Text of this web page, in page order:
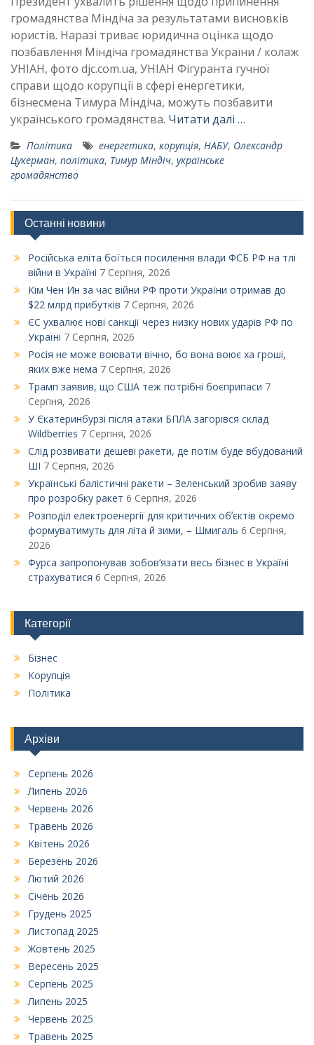
громадянства Міндіча за результатами висновків
юристів. Наразі триває юридична оцінка щодо
позбавлення Міндіча громадянства України / колаж
УНІАН, фото djc.com.ua, УНІАН Фігуранта гучної
справи щодо корупції в сфері енергетики,
бізнесмена Тимура Міндіча, можуть позбавити
українського громадянства. Читати далі …
Політика енергетика, корупція, НАБУ, Олександр
Цукерман, політика, Тимур Міндіч, українське
громадянство
Останні новини
Російська еліта боїться посилення влади ФСБ РФ на тлі
війни в Україні 7 Серпня, 2026
Кім Чен Ин за час війни РФ проти України отримав до
$22 млрд прибутків 7 Серпня, 2026
ЄС ухвалює нові санкції через низку нових ударів РФ по
Україні 7 Серпня, 2026
Росія не може воювати вічно, бо вона воює ха гроші,
яких вже нема 7 Серпня, 2026
Трамп заявив, що США теж потрібні боєприпаси 7
Серпня, 2026
У Єкатеринбурзі після атаки БПЛА загорівся склад
Wildberries 7 Серпня, 2026
Слід розвивати дешеві ракети, де потім буде вбудований
ШІ 7 Серпня, 2026
Українські балістичні ракети – Зеленський зробив заяву
про розробку ракет 6 Серпня, 2026
Розподіл електроенергії для критичних обʼєктів окремо
формуватимуть для літа й зими, – Шмигаль 6 Серпня,
2026
Фурса запропонував зобов’язати весь бізнес в Україні
страхуватися 6 Серпня, 2026
Категорії
Бізнес
Корупція
Політика
Архіви
Серпень 2026
Липень 2026
Червень 2026
Травень 2026
Квітень 2026
Березень 2026
Лютий 2026
Січень 2026
Грудень 2025
Листопад 2025
Жовтень 2025
Вересень 2025
Серпень 2025
Липень 2025
Червень 2025
Травень 2025